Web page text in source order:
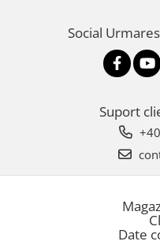
Social
Suport
Date